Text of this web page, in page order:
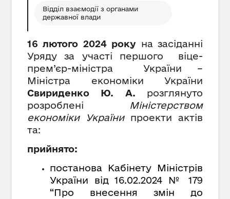
Відділ взаємодії з органами
державної влади
16 лютого 2024 року на засіданні
Уряду за участі першого віце-
прем’єр-міністра України –
Міністра економіки України
Свириденко Ю. А. розглянуто
розроблені Міністерством
економіки Українипроекти актів
та:
прийнято:
постанова Кабінету Міністрів
України від 16.02.2024 № 179
“Про внесення змін до